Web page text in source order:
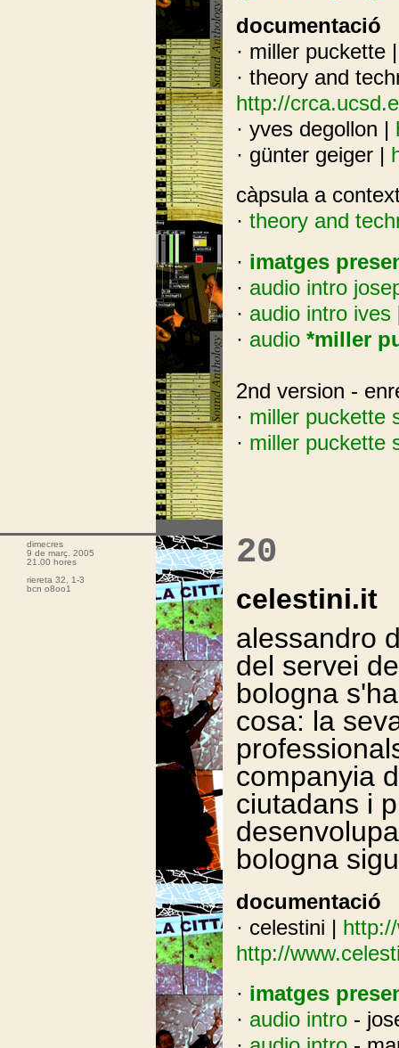
.
documentació
· miller puckette
· theory and
http://
· yves degollon |
· günter geiger |
càpsula a
· theory and
· imatges
· audio intro
· audio intro ives
· audio *miller
2nd version -
· miller puckette
· miller puckette
dimecres
9 de març. 2005
21.00 hores
riereta 32, 1-3
bcn o8oo1
20
celestini.it
alessandro
del servei
bologna
cosa: la
companyia
ciutadans i
bologna
documentació
· celestini |
http://
· imatges
· audio intro -